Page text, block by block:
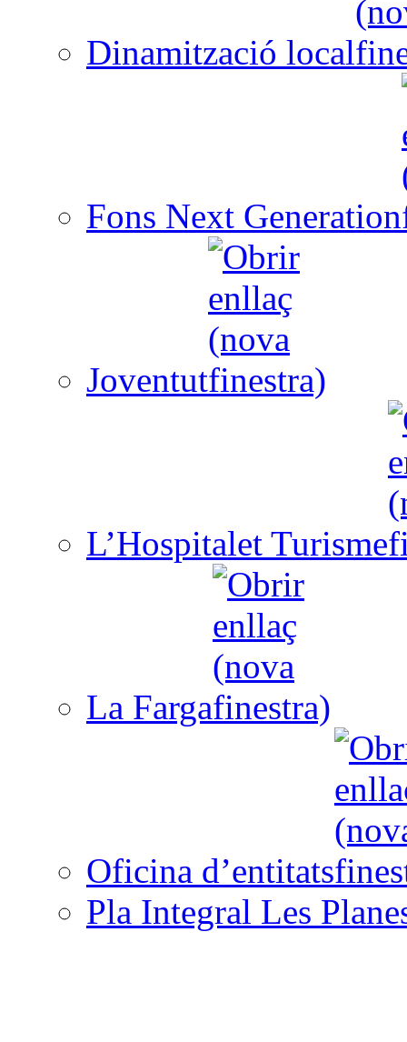
Dinamització local
Fons Next Generation
Joventut
L’Hospitalet Turisme
La Farga
Oficina d’entitats
Pla Integral Les